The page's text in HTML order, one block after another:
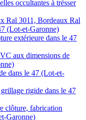
occultantes à trésser
Ral 3011, Bordeaux Ral
(Lot-et-Garonne)
extérieure dans le 47
aux dimensions de
dans le 47 (Lot-et-
rigide dans le 47
clôture, fabrication
Garonne)